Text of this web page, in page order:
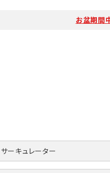
送料とお支払いについてお盆期間
サーキュレーター